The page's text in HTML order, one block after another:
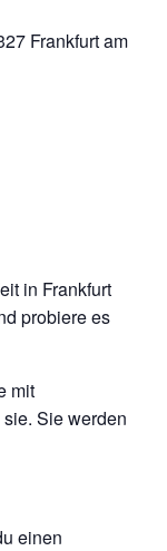
Frankfurt am
in Frankfurt
probiere es
mit
Sie werden
einen